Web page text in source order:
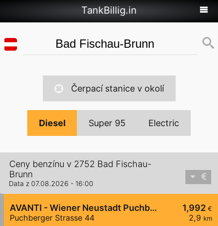
TankBillig.in
Čerpací stanice v okolí
Diesel Super 95 Electric
Ceny benzínu v 2752 Bad Fischau-
Brunn
Data z 07.08.2026 - 16:00
1,992 €
2,9 km
AVANTI - Wiener Neustadt Puchberger Straße 44
Puchberger Strasse 44